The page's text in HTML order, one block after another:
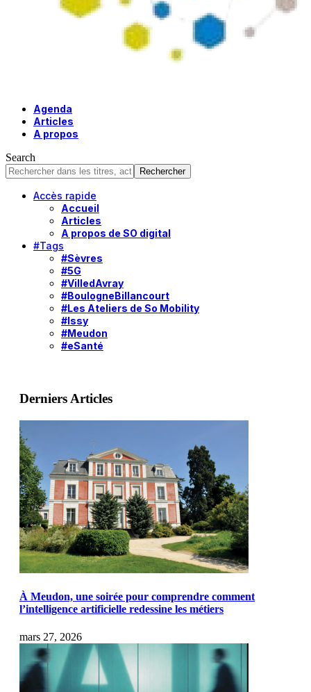
Agenda
Articles
A propos
Search
Accès rapide
Accueil
Articles
A propos de SO digital
#Tags
#Sèvres
#5G
#VilledAvray
#BoulogneBillancourt
#Les Ateliers de So Mobility
#Issy
#Meudon
#eSanté
Derniers Articles
À Meudon, une soirée pour comprendre comment
l’intelligence artificielle redessine les métiers
mars 27, 2026